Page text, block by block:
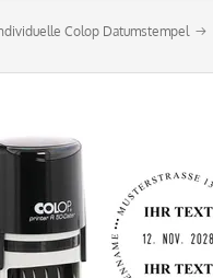
Colop Datumstempel